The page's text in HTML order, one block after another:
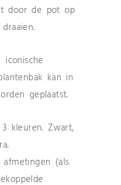
door de pot op
kan in
geplaatst.
kleuren. Zwart,
(als